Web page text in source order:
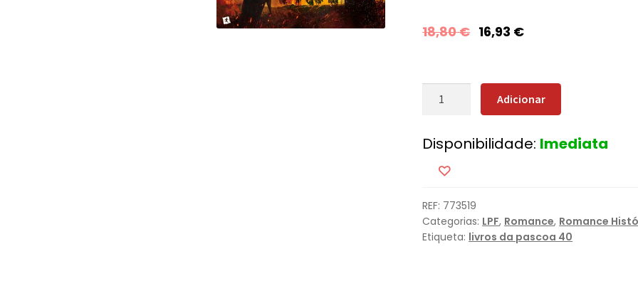
18,80€ 16,93 €
Quantidade
ao
Imperador
Adicionar
Disponibilidade: Imediata
REF: 773519
Categorias: LPF, Romance, Romance
Etiqueta: livros da pascoa 40